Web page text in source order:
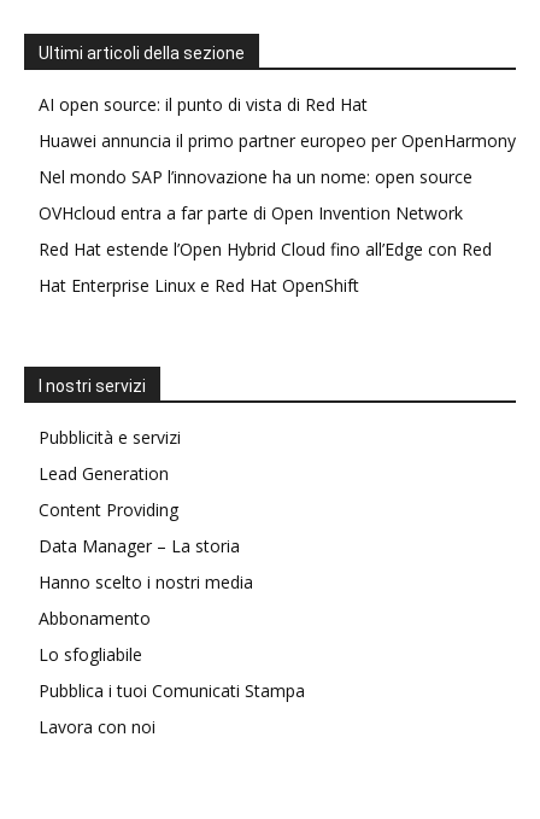
Ultimi articoli della sezione
AI open source: il punto di vista di Red Hat
Huawei annuncia il primo partner europeo per OpenHarmony
Nel mondo SAP l’innovazione ha un nome: open source
OVHcloud entra a far parte di Open Invention Network
Red Hat estende l’Open Hybrid Cloud fino all’Edge con Red
Hat Enterprise Linux e Red Hat OpenShift
I nostri servizi
Pubblicità e servizi
Lead Generation
Content Providing
Data Manager – La storia
Hanno scelto i nostri media
Abbonamento
Lo sfogliabile
Pubblica i tuoi Comunicati Stampa
Lavora con noi